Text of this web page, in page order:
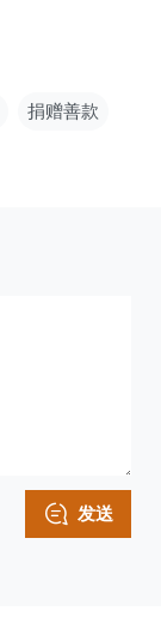
捐赠善款
发送